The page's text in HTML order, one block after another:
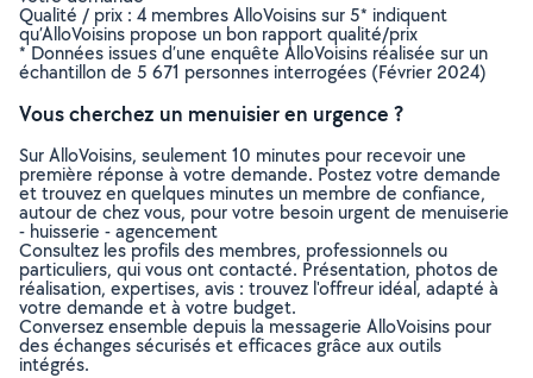
Qualité / prix : 4 membres AlloVoisins sur 5* indiquent
qu’AlloVoisins propose un bon rapport qualité/prix
* Données issues d’une enquête AlloVoisins réalisée sur un
échantillon de 5 671 personnes interrogées (Février 2024)
Vous cherchez un menuisier en urgence ?
Sur AlloVoisins, seulement 10 minutes pour recevoir une
première réponse à votre demande. Postez votre demande
et trouvez en quelques minutes un membre de confiance,
autour de chez vous, pour votre besoin urgent de menuiserie
- huisserie - agencement
Consultez les profils des membres, professionnels ou
particuliers, qui vous ont contacté. Présentation, photos de
réalisation, expertises, avis : trouvez l'offreur idéal, adapté à
votre demande et à votre budget.
Conversez ensemble depuis la messagerie AlloVoisins pour
des échanges sécurisés et efficaces grâce aux outils
intégrés.